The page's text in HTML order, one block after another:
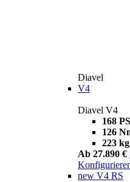
Diavel
V4
Diavel V4
168 PS
126
223 kg
Ab 27.890 €
new V4 RS